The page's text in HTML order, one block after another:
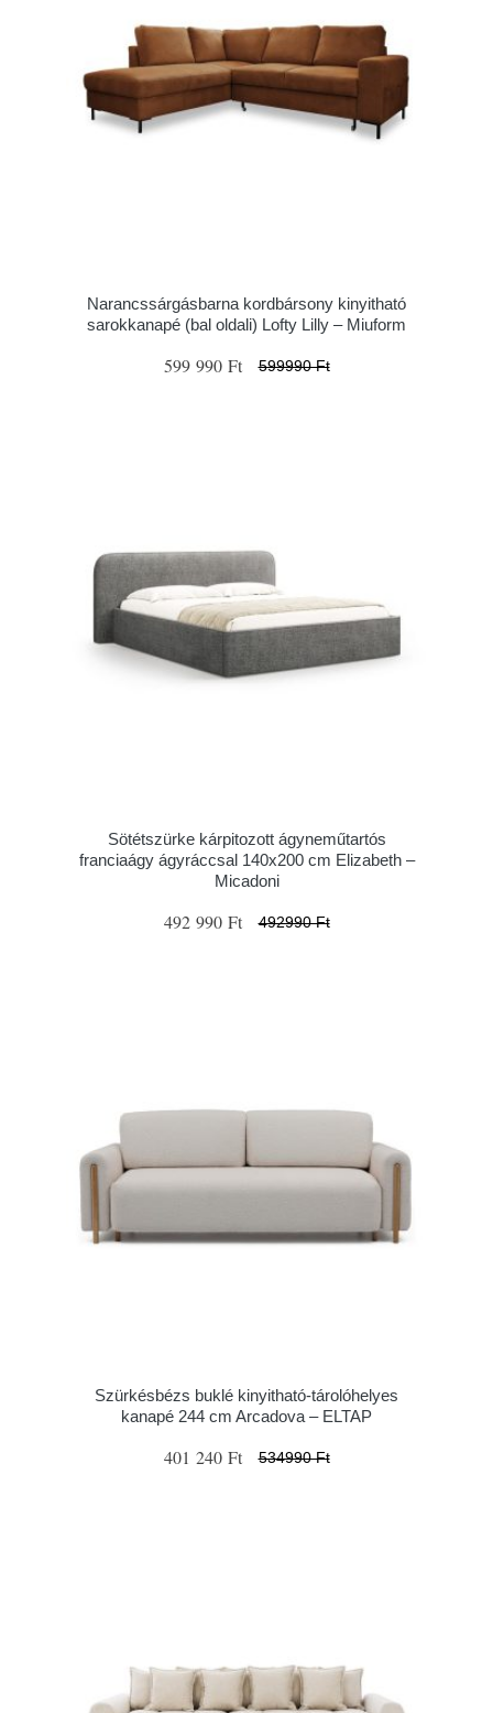
Narancssárgásbarna kordbársony kinyitható
sarokkanapé (bal oldali) Lofty Lilly – Miuform
599 990 Ft 599990 Ft
Sötétszürke kárpitozott ágyneműtartós
franciaágy ágyráccsal 140x200 cm Elizabeth –
Micadoni
492 990 Ft 492990 Ft
Szürkésbézs buklé kinyitható-tárolóhelyes
kanapé 244 cm Arcadova – ELTAP
401 240 Ft 534990 Ft